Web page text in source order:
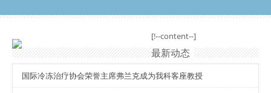
[!--content--]
最新动态
国际冷冻治疗协会荣誉主席弗兰克成为我科客座教授